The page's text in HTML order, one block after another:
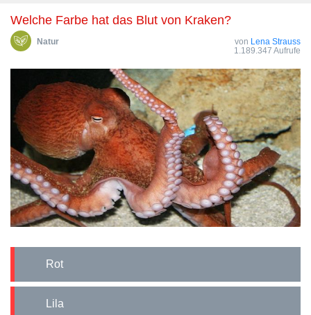
Welche Farbe hat das Blut von Kraken?
Natur von Lena Strauss
1.189.347 Aufrufe
Rot
Lila